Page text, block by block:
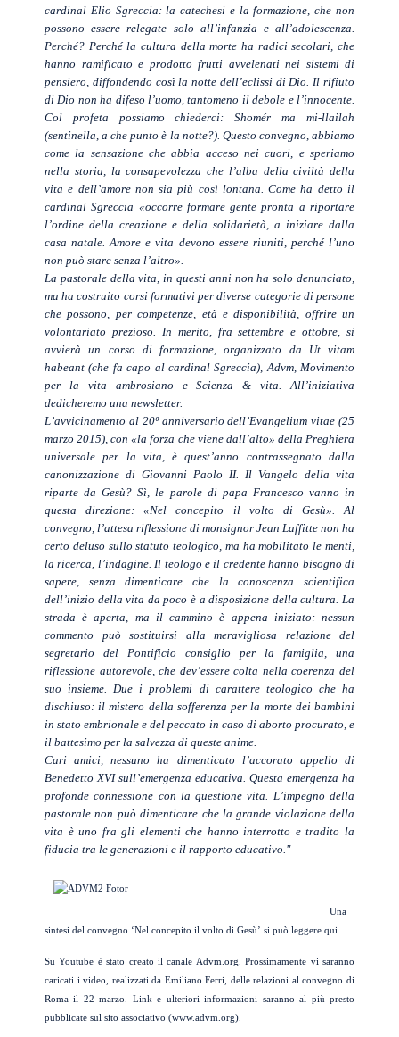
cardinal Elio Sgreccia: la catechesi e la formazione, che non
possono essere relegate solo all’infanzia e all’adolescenza.
Perché? Perché la cultura della morte ha radici secolari, che
hanno ramificato e prodotto frutti avvelenati nei sistemi di
pensiero, diffondendo così la notte dell’eclissi di Dio. Il rifiuto
di Dio non ha difeso l’uomo, tantomeno il debole e l’innocente.
Col profeta possiamo chiederci: Shomér ma mi-llailah
(sentinella, a che punto è la notte?). Questo convegno, abbiamo
come la sensazione che abbia acceso nei cuori, e speriamo
nella storia, la consapevolezza che l’alba della civiltà della
vita e dell’amore non sia più così lontana. Come ha detto il
cardinal Sgreccia «occorre formare gente pronta a riportare
l’ordine della creazione e della solidarietà, a iniziare dalla
casa natale. Amore e vita devono essere riuniti, perché l’uno
non può stare senza l’altro».
La pastorale della vita, in questi anni non ha solo denunciato,
ma ha costruito corsi formativi per diverse categorie di persone
che possono, per competenze, età e disponibilità, offrire un
volontariato prezioso. In merito, fra settembre e ottobre, si
avvierà un corso di formazione, organizzato da Ut vitam
habeant (che fa capo al cardinal Sgreccia), Advm, Movimento
per la vita ambrosiano e Scienza & vita. All’iniziativa
dedicheremo una newsletter.
L’avvicinamento al 20º anniversario dell’Evangelium vitae (25
marzo 2015), con «la forza che viene dall’alto» della Preghiera
universale per la vita, è quest’anno contrassegnato dalla
canonizzazione di Giovanni Paolo II. Il Vangelo della vita
riparte da Gesù? Sì, le parole di papa Francesco vanno in
questa direzione: «Nel concepito il volto di Gesù». Al
convegno, l’attesa riflessione di monsignor Jean Laffitte non ha
certo deluso sullo statuto teologico, ma ha mobilitato le menti,
la ricerca, l’indagine. Il teologo e il credente hanno bisogno di
sapere, senza dimenticare che la conoscenza scientifica
dell’inizio della vita da poco è a disposizione della cultura. La
strada è aperta, ma il cammino è appena iniziato: nessun
commento può sostituirsi alla meravigliosa relazione del
segretario del Pontificio consiglio per la famiglia, una
riflessione autorevole, che dev’essere colta nella coerenza del
suo insieme. Due i problemi di carattere teologico che ha
dischiuso: il mistero della sofferenza per la morte dei bambini
in stato embrionale e del peccato in caso di aborto procurato, e
il battesimo per la salvezza di queste anime.
Cari amici, nessuno ha dimenticato l’accorato appello di
Benedetto XVI sull’emergenza educativa. Questa emergenza ha
profonde connessione con la questione vita. L’impegno della
pastorale non può dimenticare che la grande violazione della
vita è uno fra gli elementi che hanno interrotto e tradito la
fiducia tra le generazioni e il rapporto educativo."
Una
sintesi del convegno ‘Nel concepito il volto di Gesù’ si può leggere qui
Su Youtube è stato creato il canale Advm.org. Prossimamente vi saranno
caricati i video, realizzati da Emiliano Ferri, delle relazioni al convegno di
Roma il 22 marzo. Link e ulteriori informazioni saranno al più presto
pubblicate sul sito associativo (www.advm.org).